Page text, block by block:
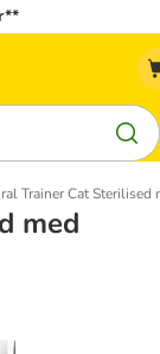
Trainer Cat Sterilised
med